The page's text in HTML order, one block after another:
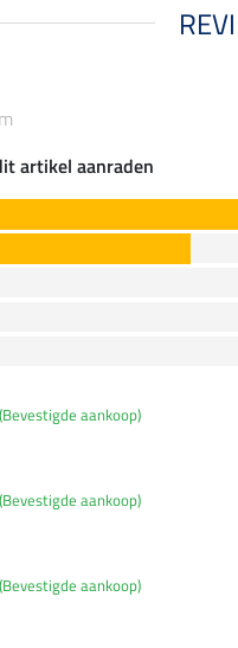
artikel aanraden
(Bevestigde aankoop)
(Bevestigde aankoop)
(Bevestigde aankoop)